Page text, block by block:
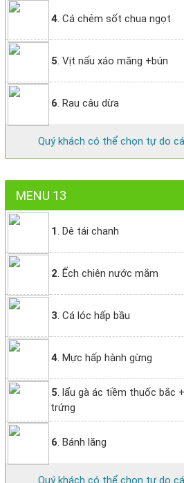
4. Cá chẻm sốt chua ngọt
5. Vịt nấu xáo măng +bún
6. Rau câu dừa
Quý khách có thể chọn tự do
MENU 13
1. Dê tái chanh
2. Ếch chiên nước mắm
3. Cá lóc hấp bầu
4. Mực hấp hành gừng
5. lẩu gà ác tiềm thuốc bắc
trứng
6. Bánh lăng
Quý khách có thể chọn tự do